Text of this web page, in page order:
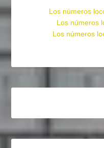
Los números
Los números
Los números